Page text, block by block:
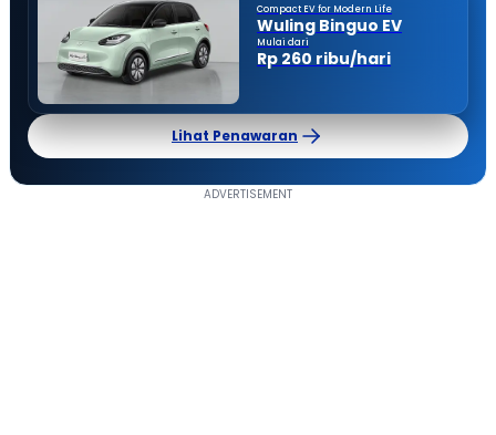
Compact EV for Modern Life
Wuling Binguo EV
Mulai dari
Rp 260 ribu/hari
Lihat Penawaran